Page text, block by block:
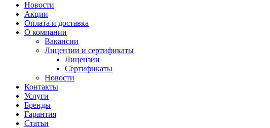
Новости
Акции
Оплата и доставка
О компании
Вакансии
Лицензии и сертификаты
Лицензии
Сертификаты
Новости
Контакты
Услуги
Бренды
Гарантия
Статьи